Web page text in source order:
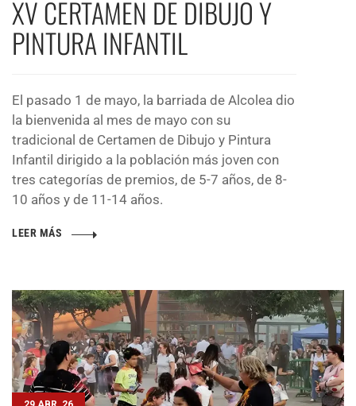
XV CERTAMEN DE DIBUJO Y
PINTURA INFANTIL
El pasado 1 de mayo, la barriada de Alcolea dio
la bienvenida al mes de mayo con su
tradicional de Certamen de Dibujo y Pintura
Infantil dirigido a la población más joven con
tres categorías de premios, de 5-7 años, de 8-
10 años y de 11-14 años.
LEER MÁS